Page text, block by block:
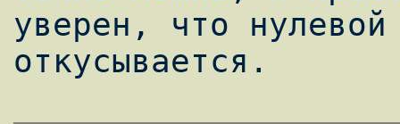
уверен, что
откусывается.